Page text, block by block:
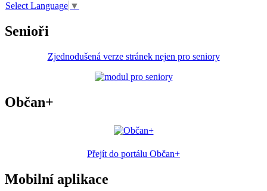
Select Language ▼
Senioři
Zjednodušená verze stránek nejen pro seniory
Občan+
Přejít do portálu Občan+
Mobilní aplikace